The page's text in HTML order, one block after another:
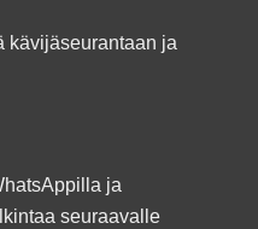
kävijäseurantaan ja
ja
seuraavalle